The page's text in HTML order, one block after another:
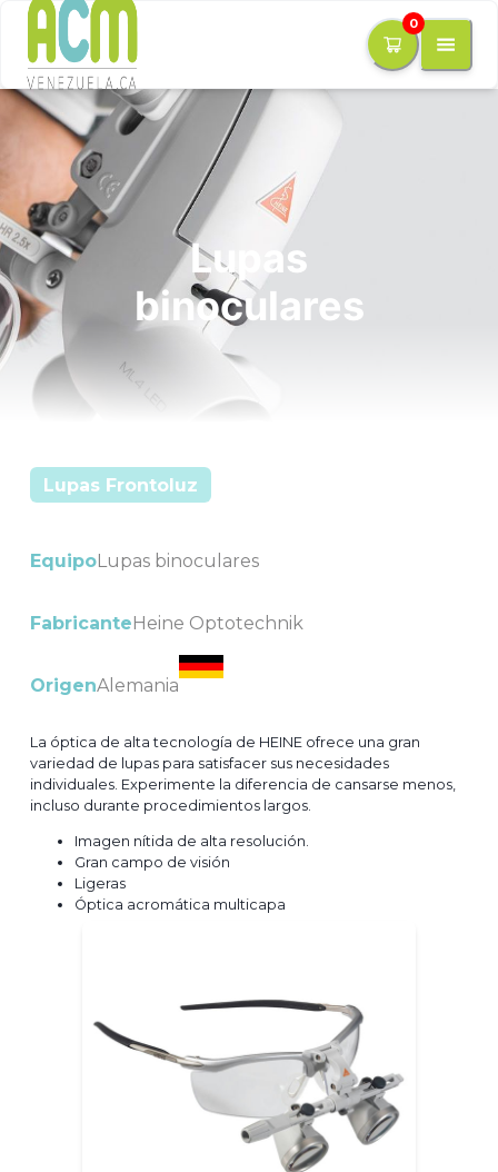
0
Lupas
binoculares
Lupas Frontoluz
EquipoLupas binoculares
FabricanteHeine Optotechnik
OrigenAlemania
La óptica de alta tecnología de HEINE ofrece una gran
variedad de lupas para satisfacer sus necesidades
individuales. Experimente la diferencia de cansarse menos,
incluso durante procedimientos largos.
Imagen nítida de alta resolución.
Gran campo de visión
Ligeras
Óptica acromática multicapa